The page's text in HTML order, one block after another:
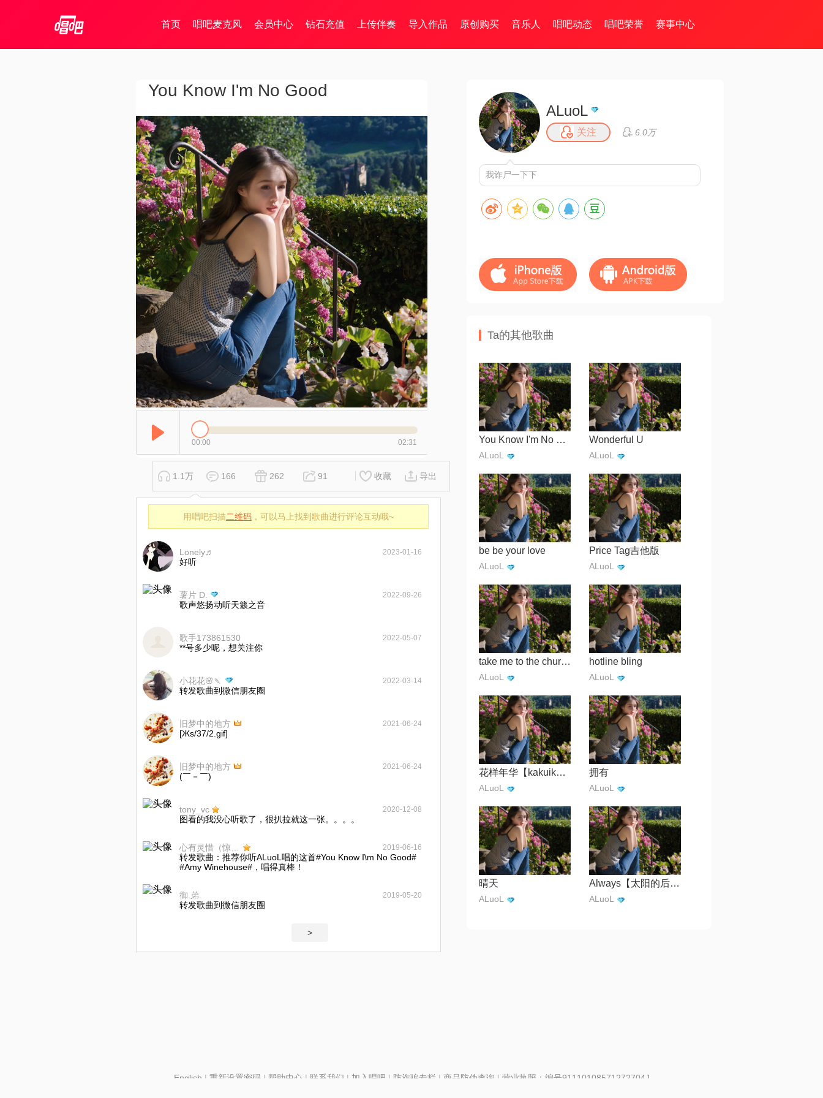
首页 唱吧麦克风 会员中心 钻石充值 上传伴奏 导入作品 原创购买 音乐人 唱吧动态 唱吧荣誉 赛事中心
You Know I'm No Good
00:00 02:31
1.1万 166 262 91 收藏 导出
用唱吧扫描二维码 ，可以马上找到歌曲进行评论互动哦~
Lonely♬ 2023-01-16
好听
薯片 D. 2022-09-26
歌声悠扬动听天籁之音
歌手173861530 2022-05-07
**号多少呢，想关注你
小花花🌸🍡 2022-03-14
转发歌曲到微信朋友圈
旧梦中的地方 2021-06-24
[Жs/37/2.gif]
旧梦中的地方 2021-06-24
(￣－￣)
tony_vc 2020-12-08
图看的我没心听歌了，很扒拉就这一张。。。。
2019-06-16
转发歌曲：推荐你听ALuoL唱的这首#You Know I\m No Good#
#Amy Winehouse#，唱得真棒！
御.弟. 2019-05-20
转发歌曲到微信朋友圈
>
ALuoL
关注 6.0万
我诈尸一下下
Ta的其他歌曲
You Know I'm No Good
ALuoL
Wonderful U
ALuoL
be be your love
ALuoL
Price Tag吉他版
ALuoL
take me to the church(guitar ver.)
ALuoL
hotline bling
ALuoL
花样年华【kakuikoma】
ALuoL
拥有
ALuoL
晴天
ALuoL
Always【太阳的后裔 OST】
ALuoL
English | 重新设置密码| 帮助中心 | 联系我们 | 加入唱吧 | 防诈骗专栏 | 商品防伪查询 | 营业执照：编号91110108571272704J